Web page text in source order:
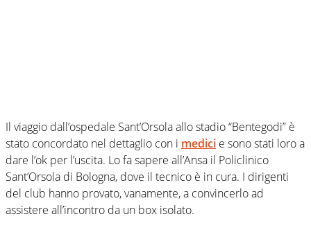
Il viaggio dall’ospedale Sant’Orsola allo stadio “Bentegodi” è
stato concordato nel dettaglio con i medici e sono stati loro a
dare l’ok per l’uscita. Lo fa sapere all’Ansa il Policlinico
Sant’Orsola di Bologna, dove il tecnico è in cura. I dirigenti
del club hanno provato, vanamente, a convincerlo ad
assistere all’incontro da un box isolato.